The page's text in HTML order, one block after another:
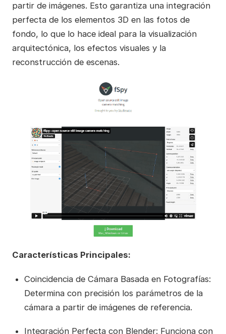
partir de imágenes. Esto garantiza una integración
perfecta de los elementos 3D en las fotos de
fondo, lo que lo hace ideal para la visualización
arquitectónica, los efectos visuales y la
reconstrucción de escenas.
Características Principales:
Coincidencia de Cámara Basada en Fotografías:
Determina con precisión los parámetros de la
cámara a partir de imágenes de referencia.
Integración Perfecta con Blender: Funciona con